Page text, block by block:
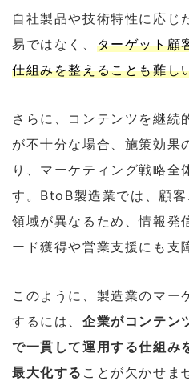
自社製品や技術特性に応じ
易ではなく、 ターゲット顧
仕組みを整えることも難し
さらに、コンテンツを継続
が不十分な場合、施策効果
り、マーケティング戦略全
す。BtoB製造業では、顧
領域が異なるため、情報発
ード獲得や営業支援にも支
このように、製造業のマー
するには、 企業がコンテン
で一貫して運用する仕組み
最大化する ことが欠かせま